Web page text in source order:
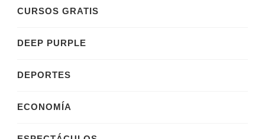
CURSOS GRATIS
DEEP PURPLE
DEPORTES
ECONOMÍA